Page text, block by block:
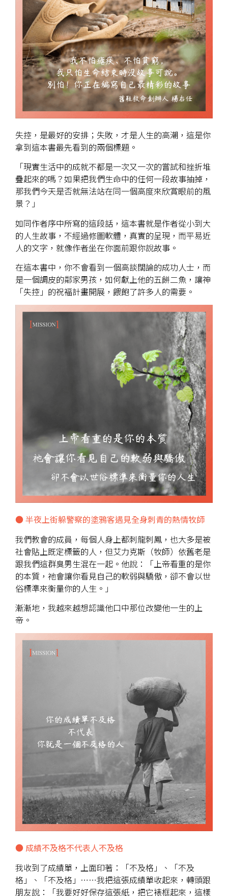
失控，是最好的安排；失敗，才是人生的高潮，這是你
拿到這本書最先看到的兩個標題。
「現實生活中的成就不都是一次又一次的嘗試和挫折堆
疊起來的嗎？如果把我們生命中的任何一段故事抽掉，
那我們今天是否就無法站在同一個高度來欣賞眼前的風
景？」
如同作者序中所寫的這段話，這本書就是作者從小到大
的人生故事，不經過修圖軟體，真實的呈現，而平易近
人的文字，就像作者坐在你面前跟你說故事。
在這本書中，你不會看到一個高談闊論的成功人士，而
是一個調皮的鄰家男孩，如何獻上他的五餅二魚，讓神
「失控」的祝褔計畫開展，餵飽了許多人的需要。
● 半夜上街躲警察的塗鴉客遇見全身刺青的熱情牧師
我們教會的成員，每個人身上都刺龍刺鳳，也大多是被
社會貼上既定標籤的人，但艾力克斯（牧師）依舊老是
跟我們這群臭男生混在一起。他說：「上帝看重的是你
的本質，祂會讓你看見自己的軟弱與驕傲，卻不會以世
俗標準來衡量你的人生。」
漸漸地，我越來越想認識他口中那位改變他一生的上
帝。
● 成績不及格不代表人不及格
我收到了成績單，上面印著：「不及格」、「不及
格」、「不及格」⋯⋯我把這張成績單收起來，轉頭跟
朋友說：「我要好好保存這張紙，把它裱框起來，這樣